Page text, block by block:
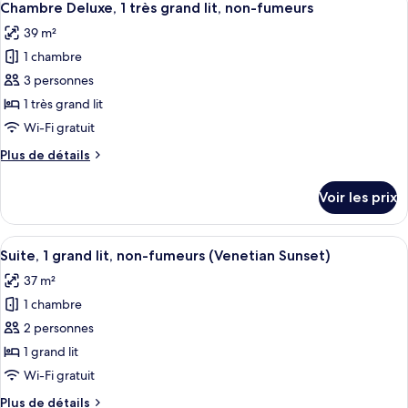
lit,
non-
fumeurs
de
Suite,
très
grand
lit,
non-
fumeurs
toutes
les
photos
pour
ce
type
chambre :
très
grand
lit,
non-
fumeurs
8
Chambre Deluxe, 1 très grand lit, non-fumeurs
39 m²
1 chambre
3 personnes
1 très grand lit
Wi-Fi gratuit
Plus de détails
Plus
le
type
de
Chambre
Deluxe,
très
grand
lit,
non-
fumeurs
Voir les prix
Afficher
toutes
les
photos
pour
ce
type
Une chambre d’hôtel avec un grand
2
Suite, 1 grand lit, non-fumeurs (Venetian Sunset)
37 m²
1 chambre
2 personnes
1 grand lit
Wi-Fi gratuit
Plus de détails
Plus